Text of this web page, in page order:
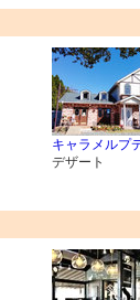
キャラメルプ
デザート